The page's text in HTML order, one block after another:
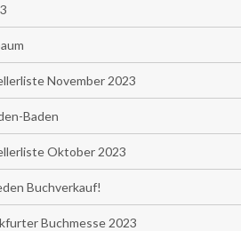
November 2023
Baden
Oktober 2023
Buchverkauf!
Buchmesse 2023